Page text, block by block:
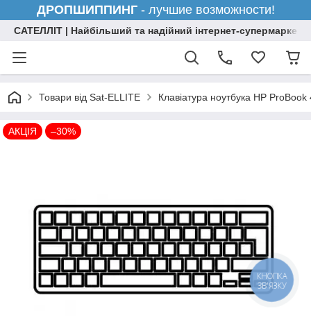
ДРОПШИППИНГ- лучшие возможности!
САТЕЛЛІТ | Найбільший та надійний інтернет-супермаркет
Товари від Sat-ELLITE Клавіатура ноутбука HP
АКЦІЯ –30%
КНОПКА
ЗВ'ЯЗКУ